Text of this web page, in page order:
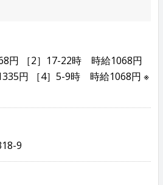
円 ［2］17-22時 時給1068円
円 ［4］5-9時 時給1068円 ※
9